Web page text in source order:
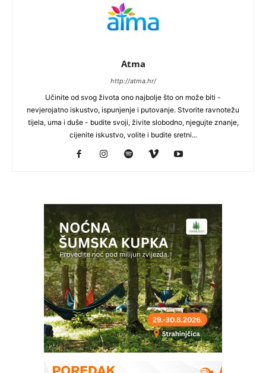
Atma
http://atma.hr/
Učinite od svog života ono najbolje što on može biti -
nevjerojatno iskustvo, ispunjenje i putovanje. Stvorite ravnotežu
tijela, uma i duše - budite svoji, živite slobodno, njegujte znanje,
cijenite iskustvo, volite i budite sretni...